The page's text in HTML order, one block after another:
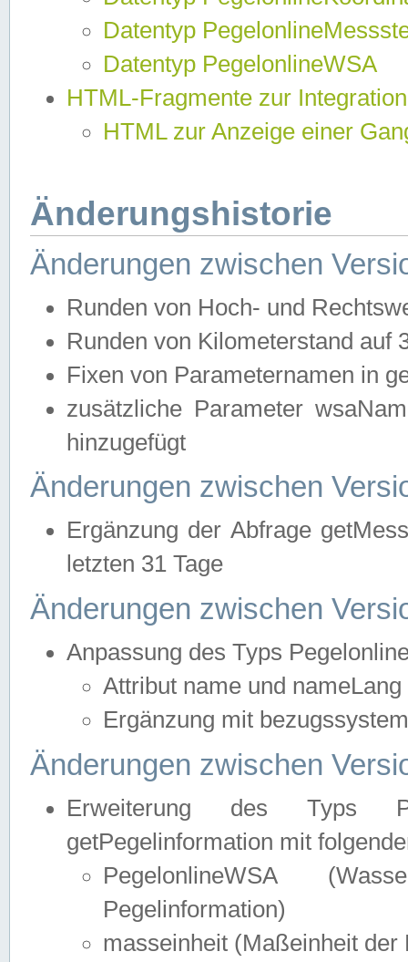
Datentyp
Datentyp PegelonlineWSA
HTML-Fragmente zur
HTML zur Anzeige einer
Änderungshistorie
Änderungen zwischen
Runden von Hoch- und
Runden von Kilometerstand auf
Fixen von Parameternamen in
zusätzliche Parameter
hinzugefügt
Änderungen zwischen
Ergänzung der Abfrage
letzten 31 Tage
Änderungen zwischen
Anpassung des Typs
Attribut name und
Ergänzung mit
Änderungen zwischen
Erweiterung des Typs
getPegelinformation mit
PegelonlineWSA
Pegelinformation)
masseinheit (Maßeinheit der